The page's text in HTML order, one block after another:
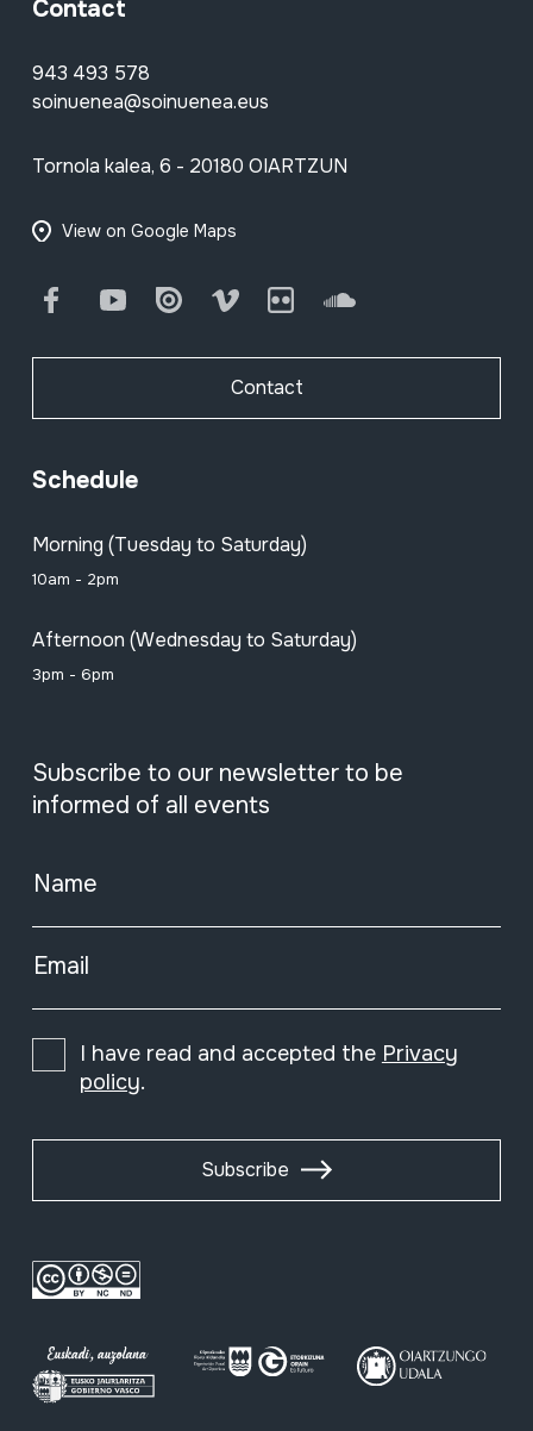
Contact
943 493 578
soinuenea@soinuenea.eus
Tornola kalea, 6 - 20180 OIARTZUN
View on Google Maps
FacebookYoutube Issuu Vimeo Flickr SoundCloud
Contact
Schedule
Morning (Tuesday to Saturday)
10am - 2pm
Afternoon (Wednesday to Saturday)
3pm - 6pm
Subscribe to our newsletter to be
informed of all events
Name
Email
I have read and accepted the Privacy
policy.
Subscribe